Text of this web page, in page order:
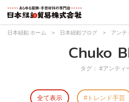
日本紐釦 ホーム > 日本紐釦ブログ > アンテ
Chuko
タグ： #アンティ
全て表示 トレンド手芸